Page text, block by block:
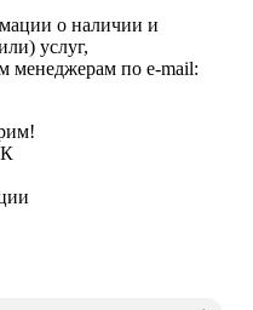
о наличии и
услуг,
менеджерам по e-mail: